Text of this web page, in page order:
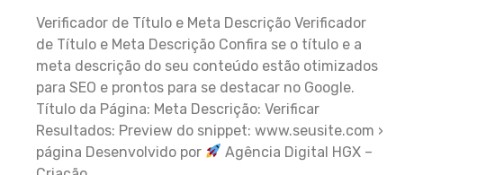
Verificador de Título e Meta Descrição Verificador
de Título e Meta Descrição Confira se o título e a
meta descrição do seu conteúdo estão otimizados
para SEO e prontos para se destacar no Google.
Título da Página: Meta Descrição: Verificar
Resultados: Preview do snippet: www.seusite.com ›
página Desenvolvido por
Agência Digital HGX –